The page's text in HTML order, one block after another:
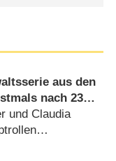
aus den
nach 23
und Claudia